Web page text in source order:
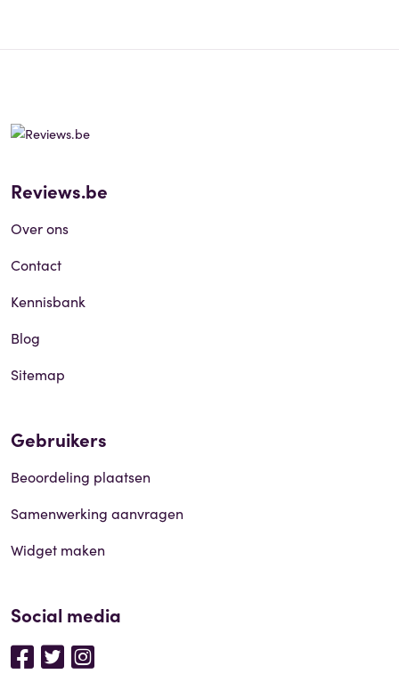
Reviews.be
Over ons
Contact
Kennisbank
Blog
Sitemap
Gebruikers
Beoordeling plaatsen
Samenwerking aanvragen
Widget maken
Social media